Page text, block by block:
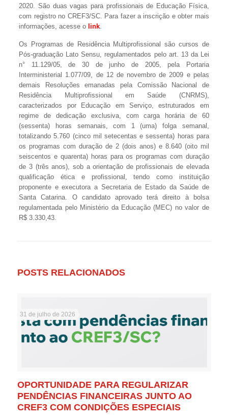
2020. São duas vagas para profissionais de Educação Física,
com registro no CREF3/SC. Para fazer a inscrição e obter mais
informações, acesse o link
Os Programas de Residência Multiprofissional são cursos de
Pós-graduação Lato Sensu, regulamentados pelo art. 13 da Lei
n° 11.129/05, de 30 de junho de 2005, pela Portaria
Interministerial 1.077/09, de 12 de novembro de 2009 e pelas
demais Resoluções emanadas pela Comissão Nacional de
Residência Multiprofissional em Saúde (CNRMS),
caracterizados por Educação em Serviço, estruturados em
regime de dedicação exclusiva, com carga horária de 60
(sessenta) horas semanais, com 1 (uma) folga semanal,
totalizando 5.760 (cinco mil setecentas e sessenta) horas para
os programas com duração de 2 (dois anos) e 8.640 (oito mil
seiscentos e quarenta) horas para os programas com duração
de 3 (três anos), sob a orientação de profissionais de elevada
qualificação ética e profissional, tendo como instituição
proponente e executora a Secretaria de Estado da Saúde de
Santa Catarina. O candidato aprovado terá direito à bolsa
regulamentada pelo Ministério da Educação (MEC) no valor de
R$ 3.330,43.
POSTS RELACIONADOS
31 de julho de 2026
OPORTUNIDADE PARA REGULARIZAR
PENDÊNCIAS FINANCEIRAS JUNTO AO
CREF3 COM CONDIÇÕES ESPECIAIS